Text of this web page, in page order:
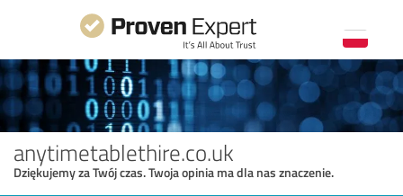
anytimetablethire.co.uk
Dziękujemy za Twój czas. Twoja opinia ma dla nas znaczenie.